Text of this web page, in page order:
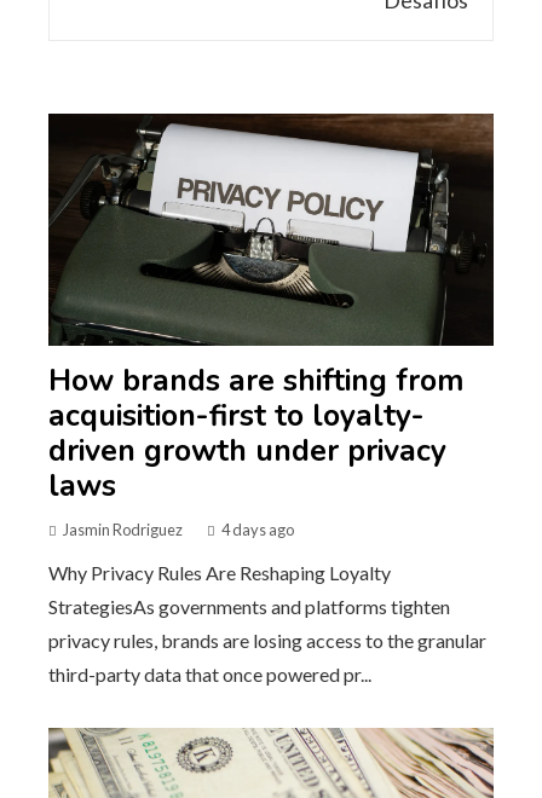
How brands are shifting from
acquisition-first to loyalty-
driven growth under privacy
laws
Jasmin Rodriguez 4 days ago
Why Privacy Rules Are Reshaping Loyalty
StrategiesAs governments and platforms tighten
privacy rules, brands are losing access to the granular
third-party data that once powered pr...